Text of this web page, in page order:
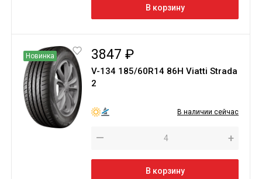
В корзину
Новинка 3847 ₽
V-134 185/60R14 86H Viatti Strada
2
В наличии сейчас
— +
В корзину